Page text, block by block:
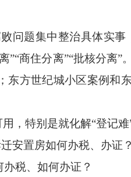
题集中整治具体实事
”“商住分离”“批核分离”
东方世纪城小区案例和
特别是就化解“登记难
安置房如何办税、办证
税、如何办证？